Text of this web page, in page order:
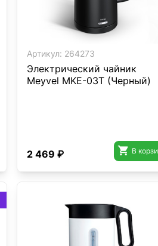
Артикул: 264273
Электрический чайник
Meyvel MKE-03T (Черный)
2 469 ₽  В